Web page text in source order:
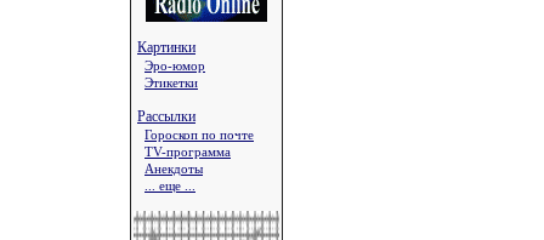
Картинки
Эро-юмор
Этикетки
Рассылки
Гороскоп по почте
TV-программа
Анекдоты
... еще ...